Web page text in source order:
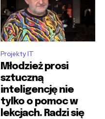
Projekty IT
Młodzież prosi
sztuczną
inteligencję nie
tylko o pomoc w
lekcjach. Radzi się